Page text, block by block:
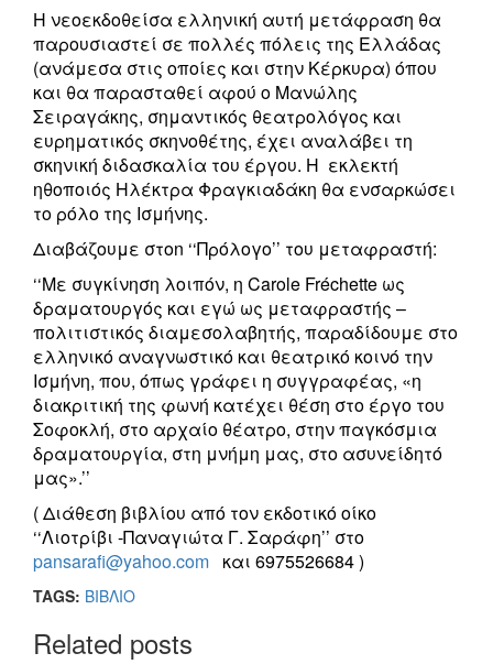
H νεοεκδοθείσα ελληνική αυτή μετάφραση θα
παρουσιαστεί σε πολλές πόλεις της Ελλάδας
(ανάμεσα στις οποίες και στην Κέρκυρα) όπου
και θα παρασταθεί αφού ο Μανώλης
Σειραγάκης, σημαντικός θεατρολόγος και
ευρηματικός σκηνοθέτης, έχει αναλάβει τη
σκηνική διδασκαλία του έργου. Η εκλεκτή
ηθοποιός Ηλέκτρα Φραγκιαδάκη θα ενσαρκώσει
το ρόλο της Ισμήνης.
Διαβάζουμε στοn ‘‘Πρόλογο’’ του μεταφραστή:
‘‘Με συγκίνηση λοιπόν, η Carole Fréchette ως
δραματουργός και εγώ ως μεταφραστής –
πολιτιστικός διαμεσολαβητής, παραδίδουμε στο
ελληνικό αναγνωστικό και θεατρικό κοινό την
Ισμήνη, που, όπως γράφει η συγγραφέας, «η
διακριτική της φωνή κατέχει θέση στο έργο του
Σοφοκλή, στο αρχαίο θέατρο, στην παγκόσμια
δραματουργία, στη μνήμη μας, στο ασυνείδητό
μας».’’
( Διάθεση βιβλίου από τον εκδοτικό οίκο
‘‘Λιοτρίβι -Παναγιώτα Γ. Σαράφη’’ στο
pansarafi@yahoo.com και 6975526684 )
TAGS: ΒΙΒΛΙΟ
Related posts